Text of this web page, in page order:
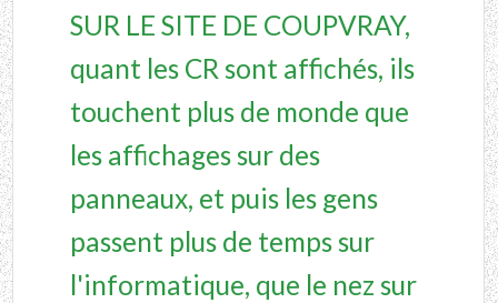
SUR LE SITE DE COUPVRAY,
quant les CR sont affichés, ils
touchent plus de monde que
les affichages sur des
panneaux, et puis les gens
passent plus de temps sur
l'informatique, que le nez sur